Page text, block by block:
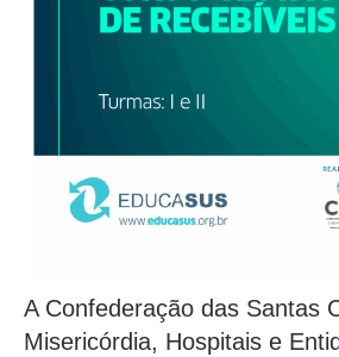
A Confederação das Santas
Misericórdia, Hospitais e